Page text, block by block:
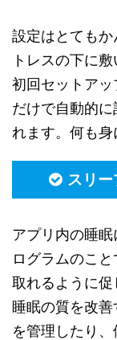
設定はとても
トレスの下に敷
初回セットア
だけで自動的
れます。何も身
スリ
アプリ内の睡
ログラムのこ
取れるように促
睡眠の質を改
を管理したり